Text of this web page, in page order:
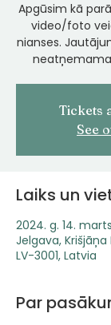
Apgūsim kā
video/foto
nianses.
neatņemama
Tickets
See
Laiks un
2024. g. 14.
Jelgava,
LV-3001, Latvia
Par